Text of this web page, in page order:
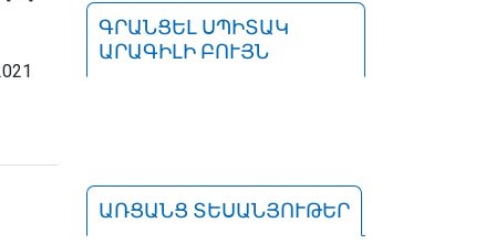
ԳՐԱՆՑԵԼ ՍՊԻՏԱԿ
ԱՐԱԳԻԼԻ ԲՈՒՅՆ
ԱՌՑԱՆՑ ՏԵՍԱՆՅՈՒԹԵՐ